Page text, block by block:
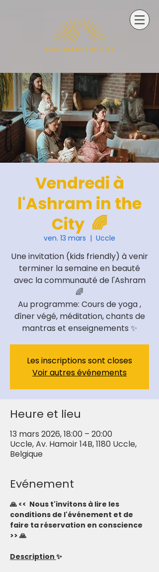
Vendredi à
l'Ashram in the
City 🌈
ven. 13 mars
  |
Uccle
Une invitation (kids friendly) à venir
terminer la semaine en beauté
avec la communauté de l'Ashram
🌈
Au programme: Cours de yoga ,
dîner végé, méditation, chants de
mantras et enseignements ✨
Les inscriptions sont closes
Voir autres événements
Heure et lieu
13 mars 2026, 18:00 – 20:00
Uccle, Av. Hamoir 14B, 1180 Uccle,
Belgique
Evénement
🙏 <<  Nous t'invitons à lire les
conditions de l'événement et de
faire ta réservation en conscience
>> 🙏
Description ✨